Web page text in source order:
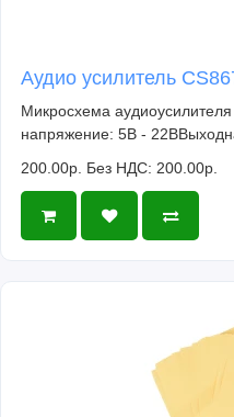
Аудио усилитель
Микросхема
напряжение: 5В -
200.00р. Без НДС: 200.00р.